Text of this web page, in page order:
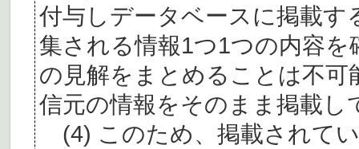
付与しデータベースに掲載
集される情報1つ1つの内容
の見解をまとめることは不
信元の情報をそのまま掲載し
(4) このため、掲載されて